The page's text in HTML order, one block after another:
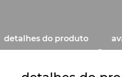
detalhes do produto